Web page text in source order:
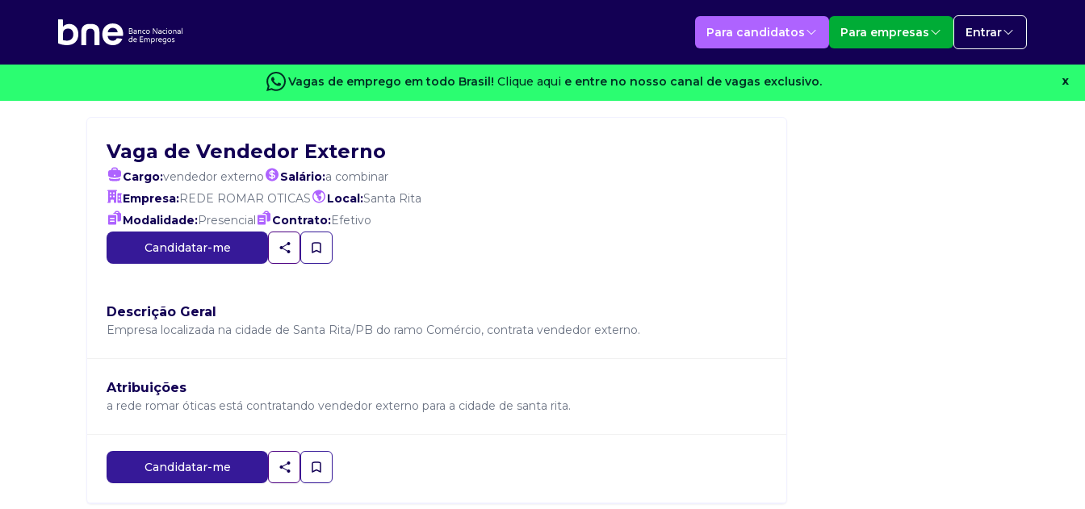
Para candidatos Para empresas Entrar
Vagas de emprego em todo Brasil! Clique aqui e entre no nosso canal de vagas exclusivo. X
Vaga de Vendedor Externo
Cargo:vendedor externo Salário:a combinar
Empresa:REDE ROMAR OTICAS Local:Santa Rita
Modalidade:Presencial Contrato:Efetivo
Candidatar-me
Descrição Geral
Empresa localizada na cidade de Santa Rita/PB do ramo Comércio, contrata vendedor externo.
Atribuições
a rede romar óticas está contratando vendedor externo para a cidade de santa rita.
Candidatar-me